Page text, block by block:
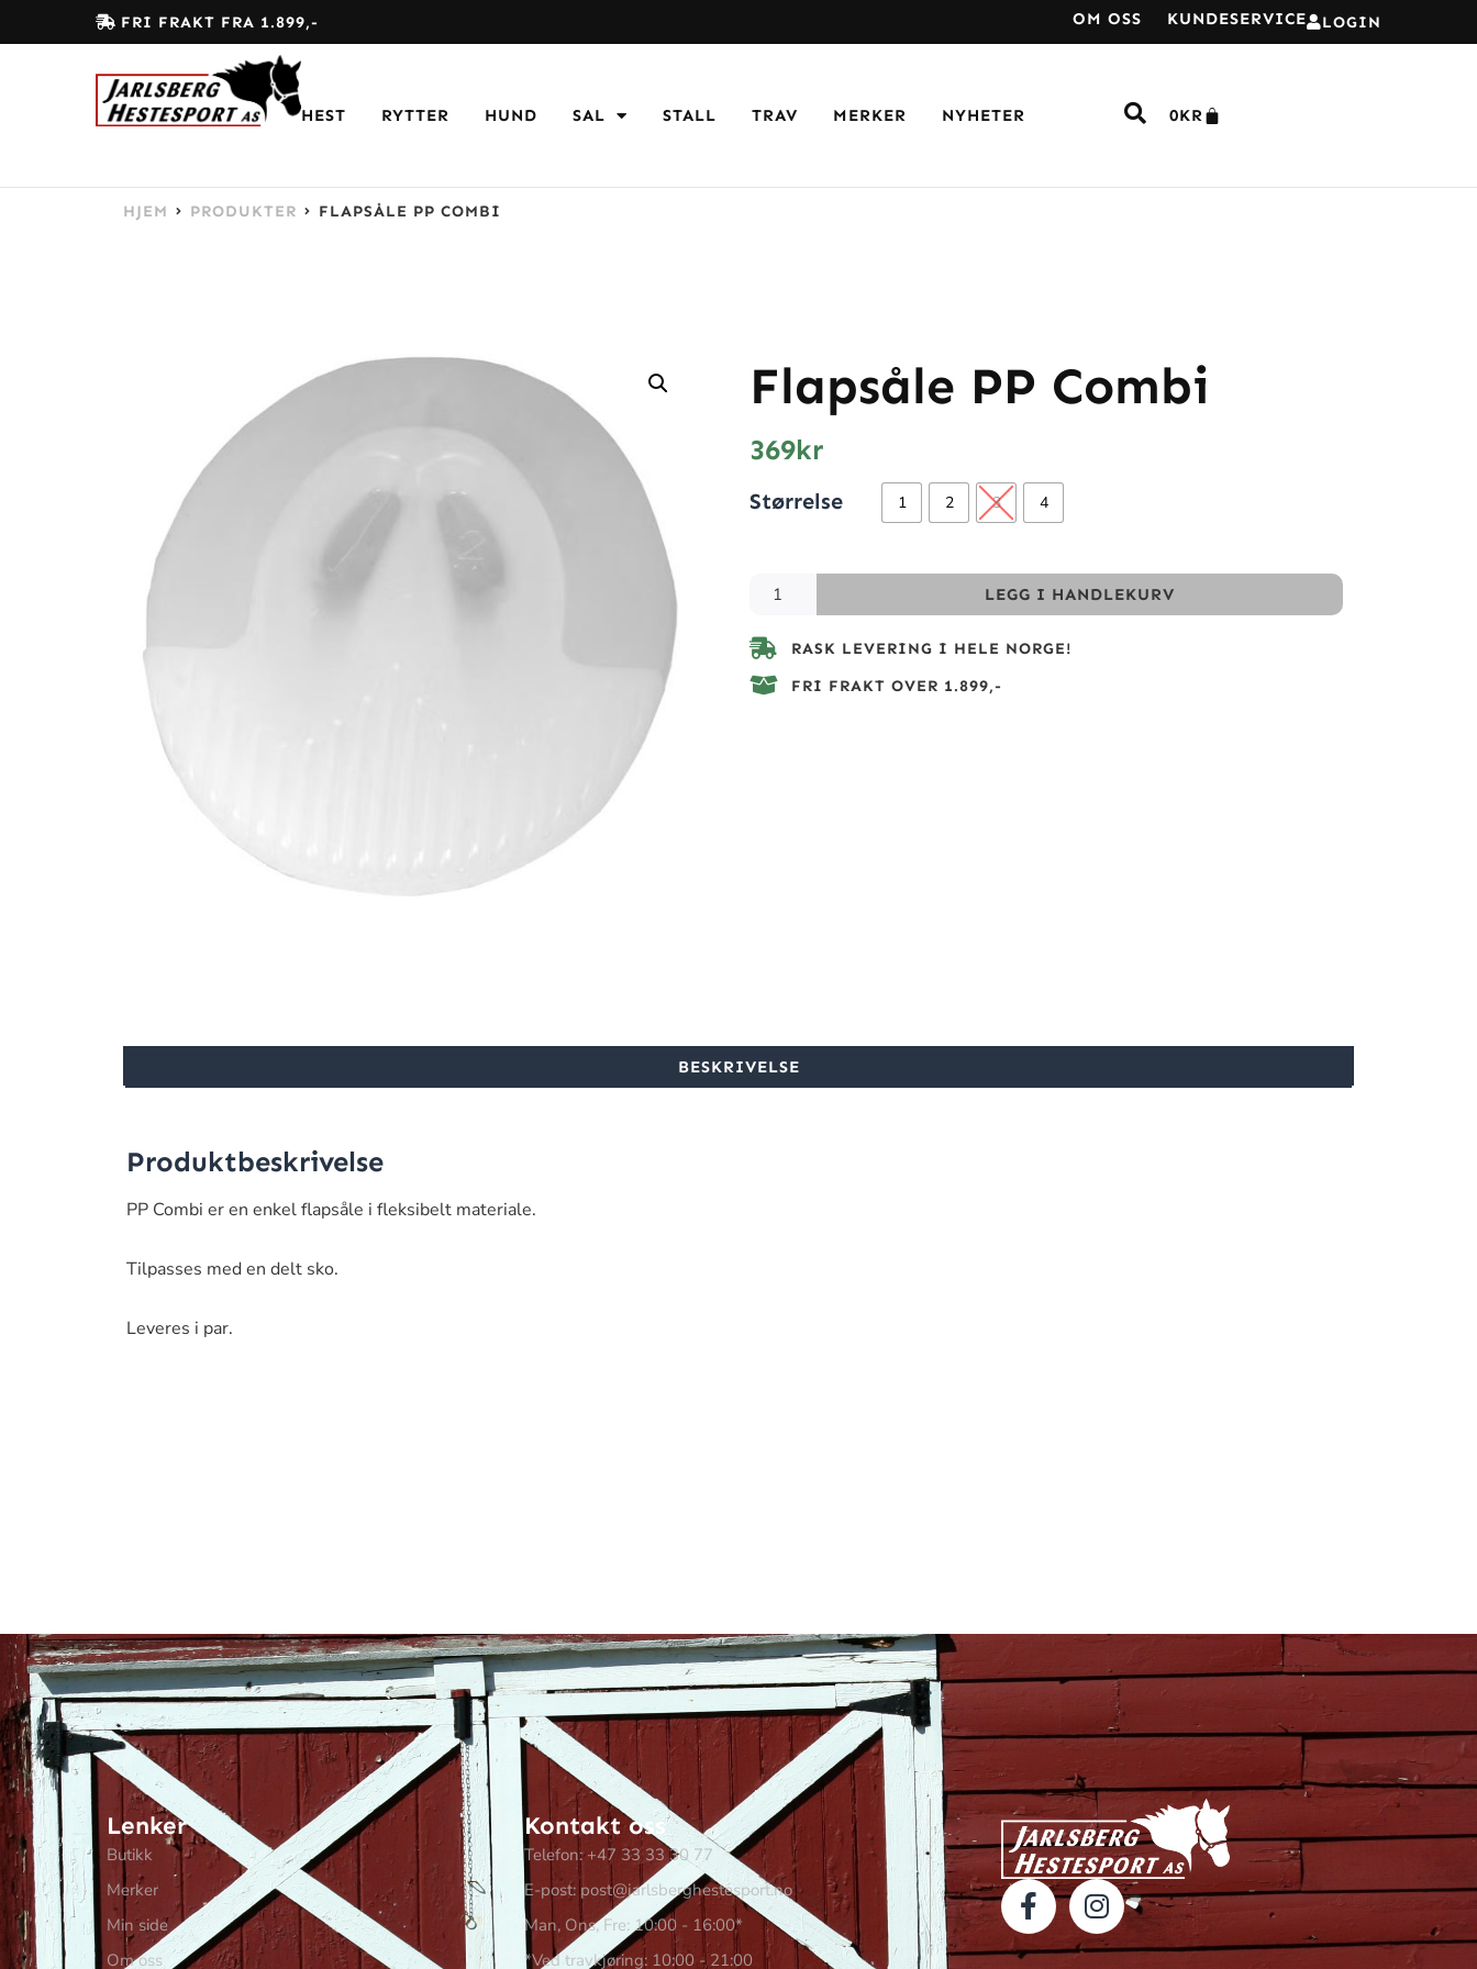
FRI FRAKT FRA 1.899,- LOGIN
OM OSS KUNDESERVICE
HEST RYTTER HUND SAL STALL TRAV MERKER NYHETER 0KR
HJEM PRODUKTER FLAPSÅLE PP COMBI
Flapsåle PP Combi
369kr
Størrelse 1 2 3 4
LEGG I HANDLEKURV
RASK LEVERING I HELE NORGE!
FRI FRAKT OVER 1.899,-
BESKRIVELSE
Produktbeskrivelse
PP Combi er en enkel flapsåle i fleksibelt materiale.
Tilpasses med en delt sko.
Leveres i par.
Lenker
Butikk
Merker
Min side
Om oss
Kontakt oss
Telefon: +47 33 33 30 77
E-post: post@jarlsberghestesport.no
Man, Ons, Fre: 10:00 - 16:00*
*Ved travkjøring: 10:00 - 21:00